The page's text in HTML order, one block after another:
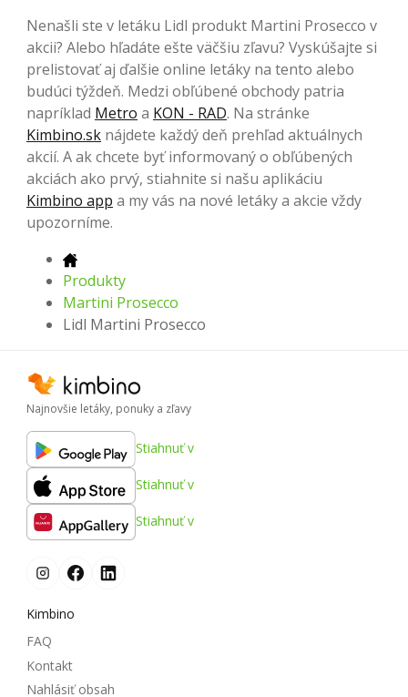
Nenašli ste v letáku Lidl produkt Martini Prosecco v
akcii? Alebo hľadáte ešte väčšiu zľavu? Vyskúšajte si
prelistovať aj ďalšie online letáky na tento alebo
budúci týždeň. Medzi obľúbené obchody patria
napríklad Metro a KON - RAD. Na stránke
Kimbino.sk nájdete každý deň prehľad aktuálnych
akcií. A ak chcete byť informovaný o obľúbených
akciách ako prvý, stiahnite si našu aplikáciu
Kimbino app a my vás na nové letáky a akcie vždy
upozorníme.
Produkty
Martini Prosecco
Lidl Martini Prosecco
Najnovšie letáky, ponuky a zľavy
Stiahnuť v
Stiahnuť v
Stiahnuť v
Kimbino
FAQ
Kontakt
Nahlásiť obsah